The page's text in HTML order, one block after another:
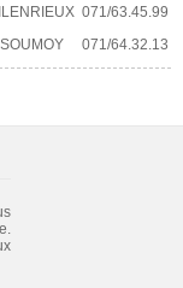
071/63.45.99
071/64.32.13